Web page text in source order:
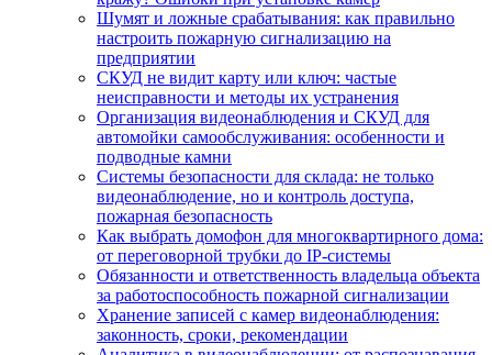
Шумят и ложные срабатывания: как правильно
настроить пожарную сигнализацию на
предприятии
СКУД не видит карту или ключ: частые
неисправности и методы их устранения
Организация видеонаблюдения и СКУД для
автомойки самообслуживания: особенности и
подводные камни
Системы безопасности для склада: не только
видеонаблюдение, но и контроль доступа,
пожарная безопасность
Как выбрать домофон для многоквартирного дома:
от переговорной трубки до IP-системы
Обязанности и ответственность владельца объекта
за работоспособность пожарной сигнализации
Хранение записей с камер видеонаблюдения:
законность, сроки, рекомендации